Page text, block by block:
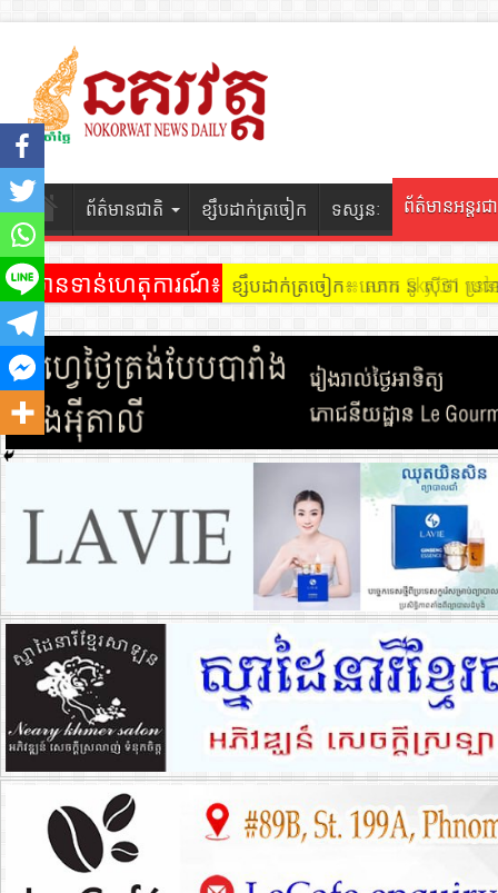
ព័ត៌មានជាតិ ខ្សឹបដាក់ត្រចៀក ទស្សនៈ ព័ត៌មានអន្តរជ
ព័ត៌មានទាន់ហេតុការណ៍៖ ខ្សឹបដាក់ត្រចៀក ៖ អគារ Sky 31